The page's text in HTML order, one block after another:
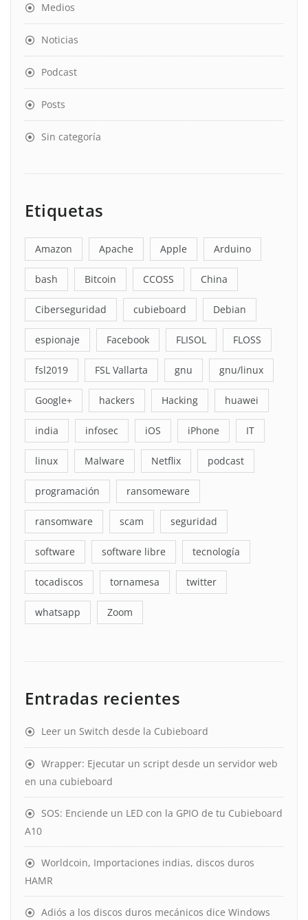
Medios
Noticias
Podcast
Posts
Sin categoría
Etiquetas
Amazon Apache Apple Arduino
bash Bitcoin CCOSS China
Ciberseguridad cubieboard Debian
espionaje Facebook FLISOL FLOSS
fsl2019 FSL Vallarta gnu gnu/linux
Google+ hackers Hacking huawei
india infosec iOS iPhone IT
linux Malware Netflix podcast
programación ransomeware
ransomware scam seguridad
software software libre tecnología
tocadiscos tornamesa twitter
whatsapp Zoom
Entradas recientes
Leer un Switch desde la Cubieboard
Wrapper: Ejecutar un script desde un servidor web
en una cubieboard
SOS: Enciende un LED con la GPIO de tu Cubieboard
A10
Worldcoin, Importaciones indias, discos duros
HAMR
Adiós a los discos duros mecánicos dice Windows